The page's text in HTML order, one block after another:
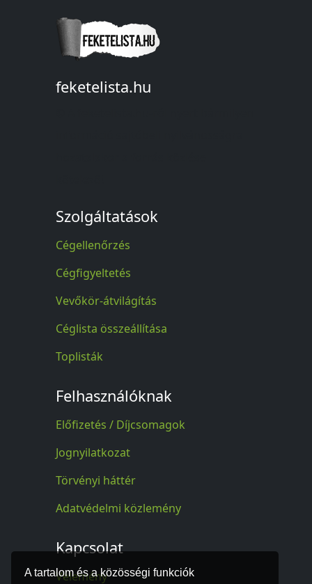
A tartalom és a közösségi funkciók
feketelista.hu
Szolgáltatások
Cégellenőrzés
Cégfigyeltetés
Vevőkör-átvilágítás
Céglista összeállítása
Toplisták
Felhasználóknak
Előfizetés / Díjcsomagok
Jognyilatkozat
Törvényi háttér
Adatvédelmi közlemény
Kapcsolat
Vélemény